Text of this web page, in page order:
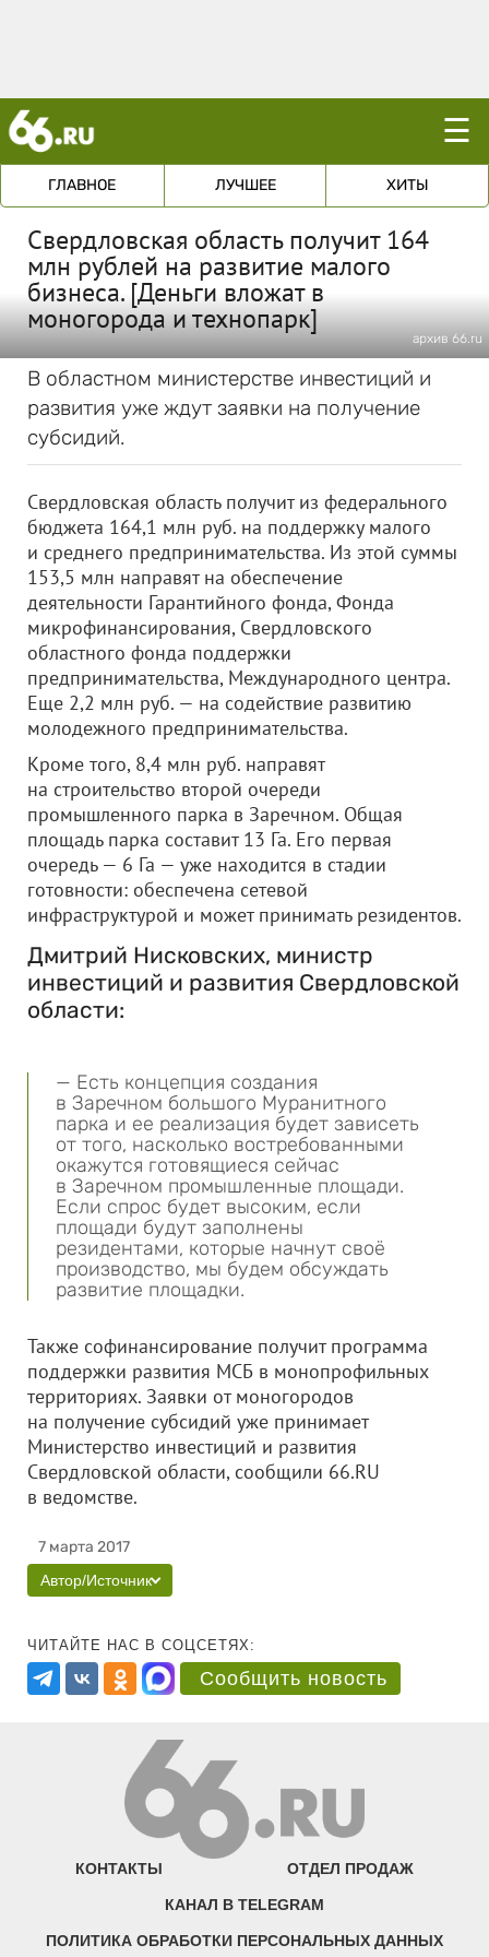
☰
ГЛАВНОЕ ЛУЧШЕЕ ХИТЫ
Свердловская область получит 164
млн рублей на развитие малого
бизнеса. [Деньги вложат в
моногорода и технопарк]
архив 66.ru
В областном министерстве инвестиций и
развития уже ждут заявки на получение
субсидий.
Свердловская область получит из федерального
бюджета 164,1 млн руб. на поддержку малого
и среднего предпринимательства. Из этой суммы
153,5 млн направят на обеспечение
деятельности Гарантийного фонда, Фонда
микрофинансирования, Свердловского
областного фонда поддержки
предпринимательства, Международного центра.
Еще 2,2 млн руб. — на содействие развитию
молодежного предпринимательства.
Кроме того, 8,4 млн руб. направят
на строительство второй очереди
промышленного парка в Заречном. Общая
площадь парка составит 13 Га. Его первая
очередь — 6 Га — уже находится в стадии
готовности: обеспечена сетевой
инфраструктурой и может принимать резидентов.
Дмитрий Нисковских, министр
инвестиций и развития Свердловской
области:
— Есть концепция создания
в Заречном большого Муранитного
парка и ее реализация будет зависеть
от того, насколько востребованными
окажутся готовящиеся сейчас
в Заречном промышленные площади.
Если спрос будет высоким, если
площади будут заполнены
резидентами, которые начнут своё
производство, мы будем обсуждать
развитие площадки.
Также софинансирование получит программа
поддержки развития МСБ в монопрофильных
территориях. Заявки от моногородов
на получение субсидий уже принимает
Министерство инвестиций и развития
Свердловской области, сообщили 66.RU
в ведомстве.
7 марта 2017
Автор/Источник
ЧИТАЙТЕ НАС В СОЦСЕТЯХ:
Сообщить новость
КОНТАКТЫ ОТДЕЛ ПРОДАЖ
КАНАЛ В TELEGRAM
ПОЛИТИКА ОБРАБОТКИ ПЕРСОНАЛЬНЫХ ДАННЫХ